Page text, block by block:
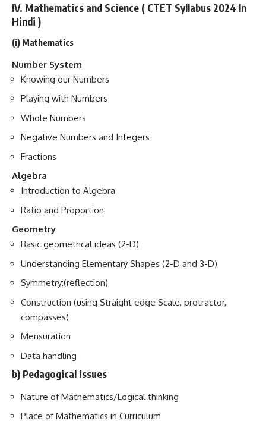
IV. Mathematics and Science ( CTET Syllabus 2024 In
Hindi )
(i) Mathematics
Number System
Knowing our Numbers
Playing with Numbers
Whole Numbers
Negative Numbers and Integers
Fractions
Algebra
Introduction to Algebra
Ratio and Proportion
Geometry
Basic geometrical ideas (2-D)
Understanding Elementary Shapes (2-D and 3-D)
Symmetry:(reflection)
Construction (using Straight edge Scale, protractor,
compasses)
Mensuration
Data handling
b) Pedagogical issues
Nature of Mathematics/Logical thinking
Place of Mathematics in Curriculum